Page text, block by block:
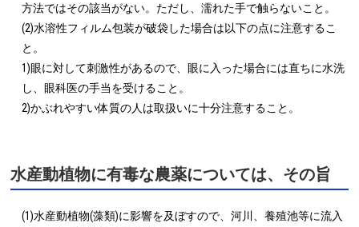
方法ではその該当がない。ただし、濡れた手で触らないこと。
(2)水溶性フィルム包装が破袋した場合は以下の点に注意するこ
と。
1)眼に対して刺激性があるので、眼に入った場合には直ちに水洗
し、眼科医の手当を受けること。
2)かぶれやすい体質の人は取扱いに十分注意すること。
水産動植物に有毒な農薬については、その旨
(1)水産動植物(藻類)に影響を及ぼすので、河川、養殖池等に流入